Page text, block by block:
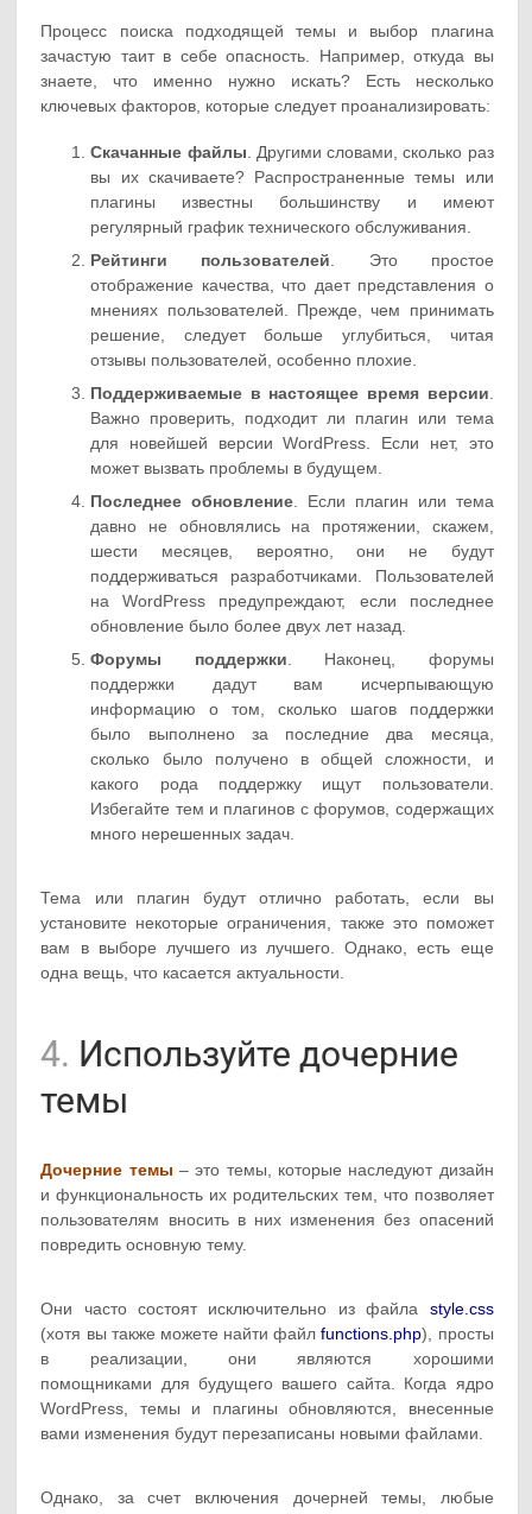
Процесс поиска подходящей темы и выбор плагина
зачастую таит в себе опасность. Например, откуда вы
знаете, что именно нужно искать? Есть несколько
ключевых факторов, которые следует проанализировать:
Скачанные файлы. Другими словами, сколько раз
вы их скачиваете? Распространенные темы или
плагины известны большинству и имеют
регулярный график технического обслуживания.
Рейтинги пользователей. Это простое
отображение качества, что дает представления о
мнениях пользователей. Прежде, чем принимать
решение, следует больше углубиться, читая
отзывы пользователей, особенно плохие.
Поддерживаемые в настоящее время версии.
Важно проверить, подходит ли плагин или тема
для новейшей версии WordPress. Если нет, это
может вызвать проблемы в будущем.
Последнее обновление. Если плагин или тема
давно не обновлялись на протяжении, скажем,
шести месяцев, вероятно, они не будут
поддерживаться разработчиками. Пользователей
на WordPress предупреждают, если последнее
обновление было более двух лет назад.
Форумы поддержки. Наконец, форумы
поддержки дадут вам исчерпывающую
информацию о том, сколько шагов поддержки
было выполнено за последние два месяца,
сколько было получено в общей сложности, и
какого рода поддержку ищут пользователи.
Избегайте тем и плагинов с форумов, содержащих
много нерешенных задач.
Тема или плагин будут отлично работать, если вы
установите некоторые ограничения, также это поможет
вам в выборе лучшего из лучшего. Однако, есть еще
одна вещь, что касается актуальности.
4. Используйте дочерние
темы
Дочерние темы – это темы, которые наследуют дизайн
и функциональность их родительских тем, что позволяет
пользователям вносить в них изменения без опасений
повредить основную тему.
Они часто состоят исключительно из файла style.css
(хотя вы также можете найти файлfunctions.php), просты
в реализации, они являются хорошими
помощниками для будущего вашего сайта. Когда ядро
WordPress, темы и плагины обновляются, внесенные
вами изменения будут перезаписаны новыми файлами.
Однако, за счет включения дочерней темы, любые